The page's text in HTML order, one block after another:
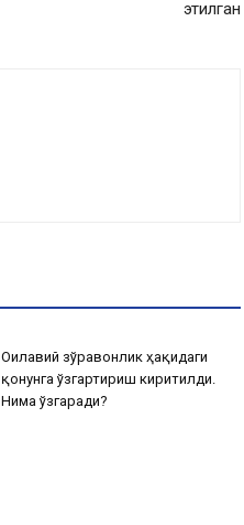
этилган
Оилавий зўравонлик ҳақидаги
қонунга ўзгартириш киритилди.
Нима ўзгаради?